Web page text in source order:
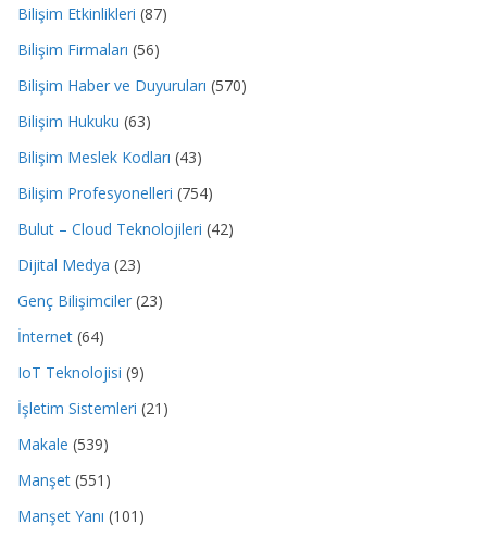
Bilişim Etkinlikleri (87)
Bilişim Firmaları (56)
Bilişim Haber ve Duyuruları (570)
Bilişim Hukuku (63)
Bilişim Meslek Kodları (43)
Bilişim Profesyonelleri (754)
Bulut – Cloud Teknolojileri (42)
Dijital Medya (23)
Genç Bilişimciler (23)
İnternet (64)
IoT Teknolojisi (9)
İşletim Sistemleri (21)
Makale (539)
Manşet (551)
Manşet Yanı (101)